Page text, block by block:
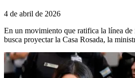
4 de abril de 2026
En un movimiento que ratifica la línea de
busca proyectar la Casa Rosada, la